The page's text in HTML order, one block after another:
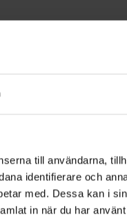
till användarna,
identifierare och
med. Dessa kan i
in när du har
mm såtallrik
Plan
Årsmodell 1994-1995